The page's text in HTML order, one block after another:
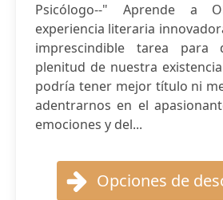
Psicólogo--" Aprende a
experiencia literaria
imprescindible tarea
plenitud de nuestra
podría tener mejor título ni
adentrarnos en el
emociones y del...
Opciones de